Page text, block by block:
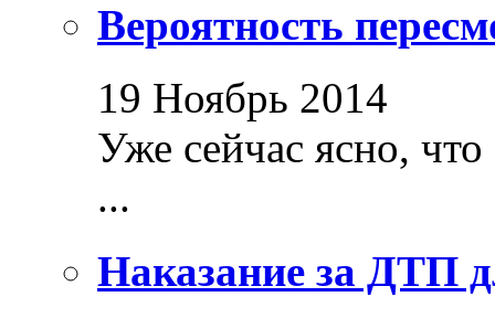
Вероятность
19 Ноябрь 2014
Уже сейчас ясно,
...
Наказание за ДТП